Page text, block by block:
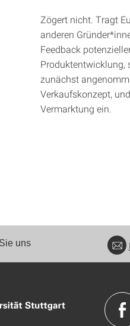
Zögert nicht. Tragt
anderen
Feedback
Produktentwicklung,
zunächst
Verkaufskonzept,
Vermarktung ein.
uns